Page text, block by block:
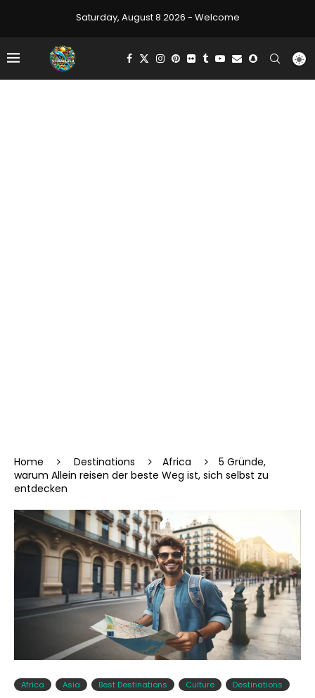
Saturday, August 8 2026 - Welcome
Home Destinations Africa
5 Gründe,
warum Allein reisen der beste Weg ist, sich selbst zu
entdecken
Africa Asia Best Destinations Culture Destinations